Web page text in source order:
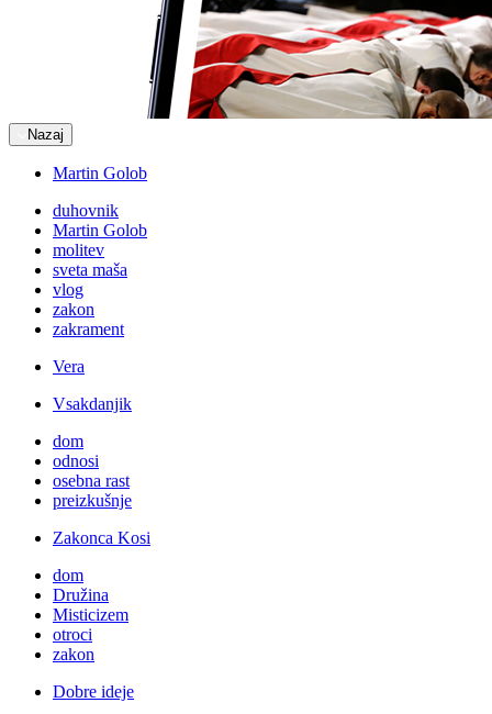
Nazaj
Martin Golob
duhovnik
Martin Golob
molitev
sveta maša
vlog
zakon
zakrament
Vera
Vsakdanjik
dom
odnosi
osebna rast
preizkušnje
Zakonca Kosi
dom
Družina
Misticizem
otroci
zakon
Dobre ideje